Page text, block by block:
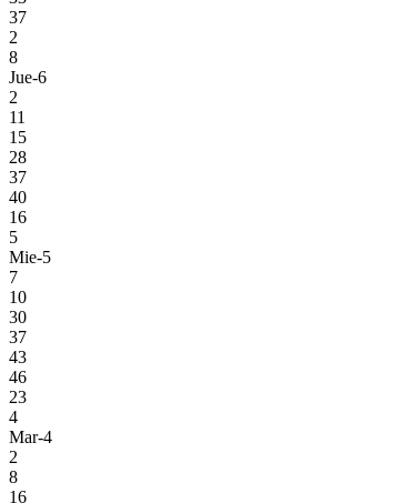
37
2
8
Jue-6
2
11
15
28
37
40
16
5
Mie-5
7
10
30
37
43
46
23
4
Mar-4
2
8
16